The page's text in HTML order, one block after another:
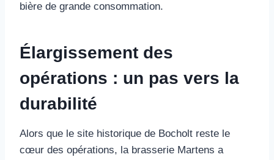
bière de grande consommation.
Élargissement des
opérations : un pas vers la
durabilité
Alors que le site historique de Bocholt reste le
cœur des opérations, la brasserie Martens a